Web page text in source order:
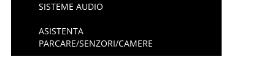
SISTEME AUDIO
ASISTENTA
PARCARE/SENZORI/CAMERE